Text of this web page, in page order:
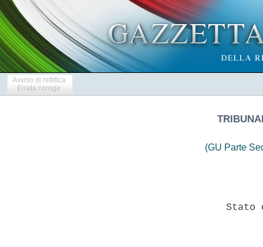
Avviso di rettifica
Errata corrige
(GU Parte